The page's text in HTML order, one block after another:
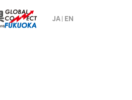
JA EN